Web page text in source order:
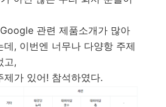
관련 제품소개가 많아
, 이번엔 너무나 다양항 주제
고,
가 있어! 참석하였다.